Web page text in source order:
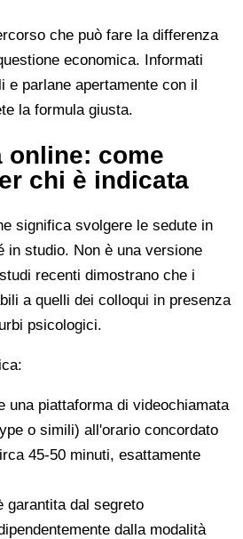
che può fare la differenza
economica. Informati
e parlane apertamente con il
la formula giusta.
online: come
chi è indicata
significa svolgere le sedute in
in studio. Non è una versione
recenti dimostrano che i
a quelli dei colloqui in presenza
psicologici.
una piattaforma di videochiamata
o simili) all'orario concordato
45-50 minuti, esattamente
garantita dal segreto
dalla modalità